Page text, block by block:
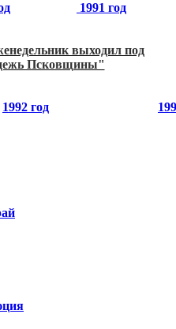
1991 год
выходил под
Псковщины"
1992 год